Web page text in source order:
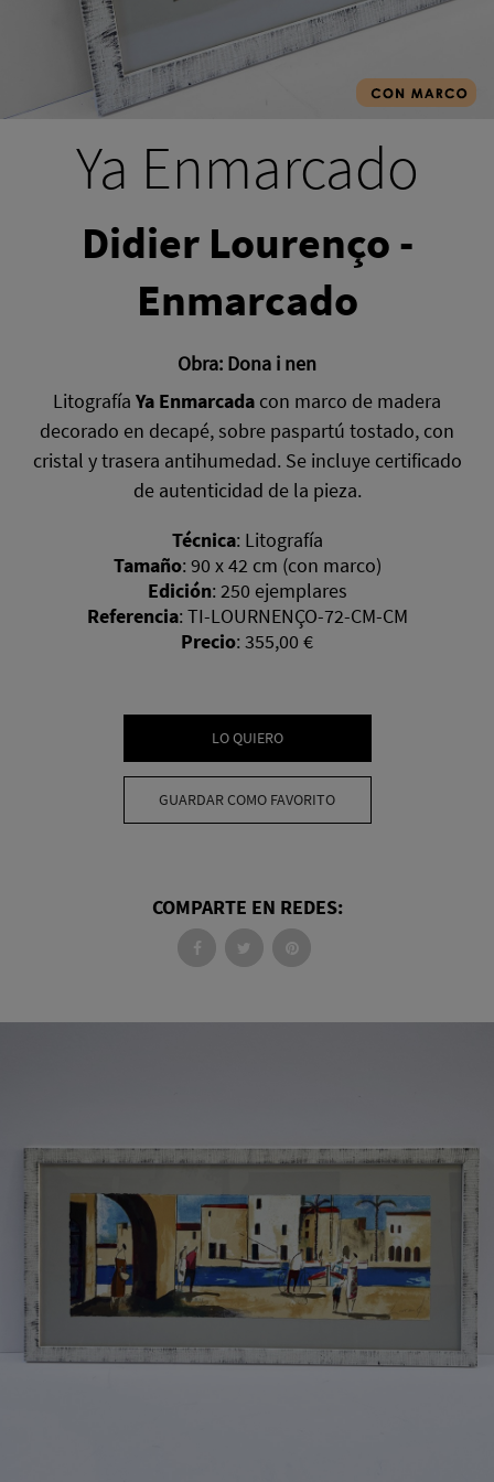
Ya Enmarcado
Didier Lourenço -
Enmarcado
Obra: Dona i nen
Litografía Ya Enmarcada con marco de madera
decorado en decapé, sobre paspartú tostado, con
cristal y trasera antihumedad. Se incluye certificado
de autenticidad de la pieza.
Técnica: Litografía
Tamaño: 90 x 42 cm (con marco)
Edición: 250 ejemplares
Referencia: TI-LOURNENÇO-72-CM-CM
Precio: 355,00 €
LO QUIERO
GUARDAR COMO FAVORITO
COMPARTE EN REDES: